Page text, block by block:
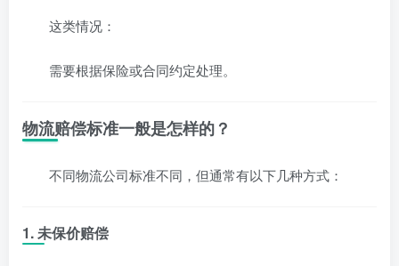
这类情况：
需要根据保险或合同约定处理。
物流赔偿标准一般是怎样的？
不同物流公司标准不同，但通常有以下几种方式：
1. 未保价赔偿